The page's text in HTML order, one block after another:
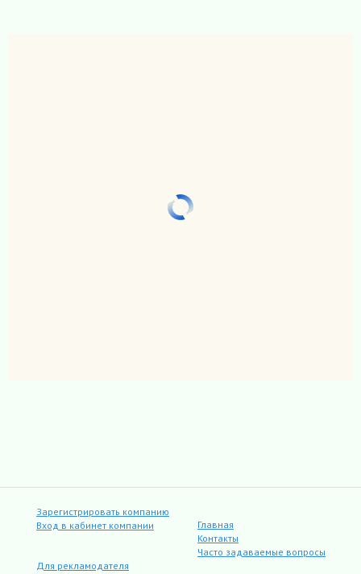
Зарегистрировать компанию
Вход в кабинет компании
Главная
Контакты
Часто задаваемые вопросы
Для рекламодателя